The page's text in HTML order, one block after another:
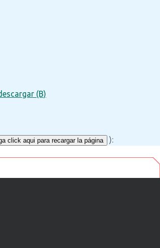
(B)
click aqui para recargar la página ):